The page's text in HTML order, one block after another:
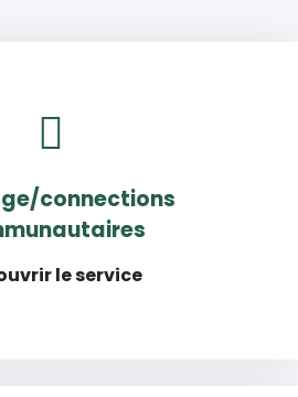
connections
le service